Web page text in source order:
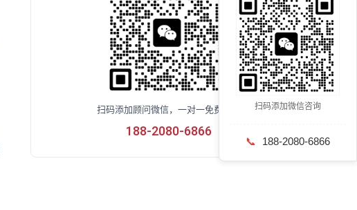
扫码添加顾问微信，一对一免费咨询
188-2080-6866
扫码添加微信咨询
📞 188-2080-6866